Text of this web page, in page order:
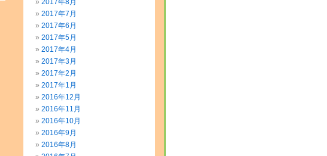
2017年8月
2017年7月
2017年6月
2017年5月
2017年4月
2017年3月
2017年2月
2017年1月
2016年12月
2016年11月
2016年10月
2016年9月
2016年8月